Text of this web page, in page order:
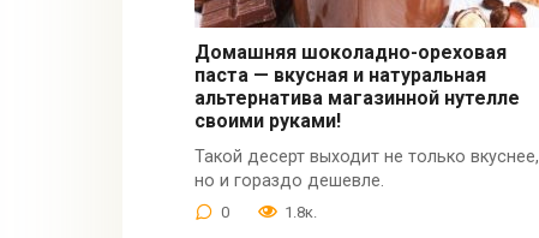
Домашняя шоколадно-ореховая
паста — вкусная и натуральная
альтернатива магазинной нутелле
своими руками!
Такой десерт выходит не только вкуснее,
но и гораздо дешевле.
0 1.8к.